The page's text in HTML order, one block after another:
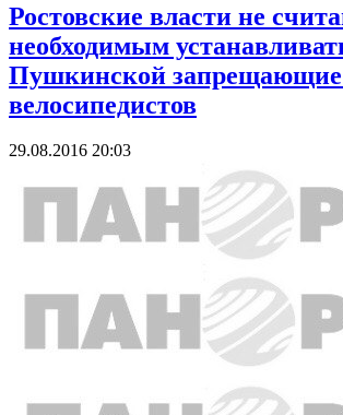
Ростовские власти не
необходимым
Пушкинской запрещающие
велосипедистов
29.08.2016 20:03